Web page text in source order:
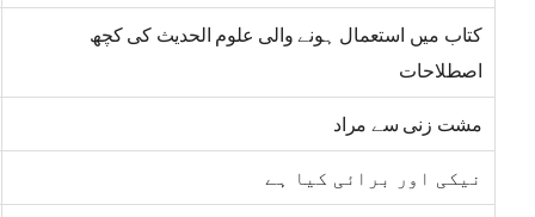
کتاب میں استعمال ہونے والی علوم الحدیث کی کچھ
اصطلاحات
مشت زنی سے مراد
نیکی اور برائی کیا ہے